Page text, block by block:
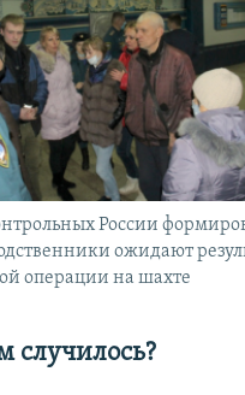
России
ожидают
операции на шахте
случилось?